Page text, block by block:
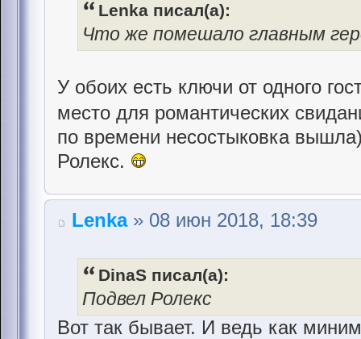
Lenka писал(а):
Что же помешало главным
У обоих есть ключи от одного
место для романтических
по времени несостыковка
Ролекс.
Lenka» 08 июн 2018, 18:39
DinaS писал(а):
Подвел Ролекс
Вот так бывает. И ведь как